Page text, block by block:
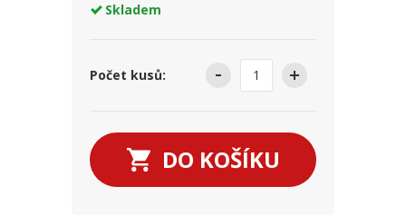
Skladem
Počet kusů:
DO KOŠÍKU